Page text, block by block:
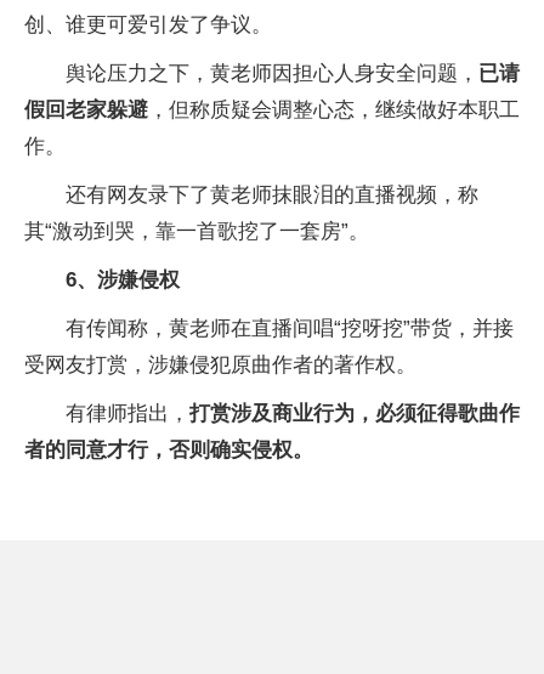
创、谁更可爱引发了争议。
舆论压力之下，黄老师因担心人身安全问题， 已请
假回老家躲避 ，但称质疑会调整心态，继续做好本职工
作。
还有网友录下了黄老师抹眼泪的直播视频，称
其“激动到哭，靠一首歌挖了一套房”。
6、涉嫌侵权
有传闻称，黄老师在直播间唱“挖呀挖”带货，并接
受网友打赏，涉嫌侵犯原曲作者的著作权。
有律师指出， 打赏涉及商业行为，必须征得歌曲作
者的同意才行，否则确实侵权。